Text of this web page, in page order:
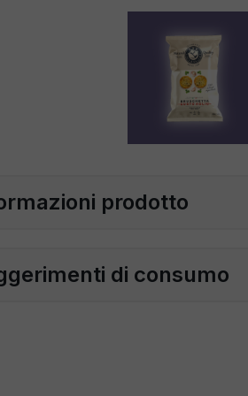
prodotto
di consumo